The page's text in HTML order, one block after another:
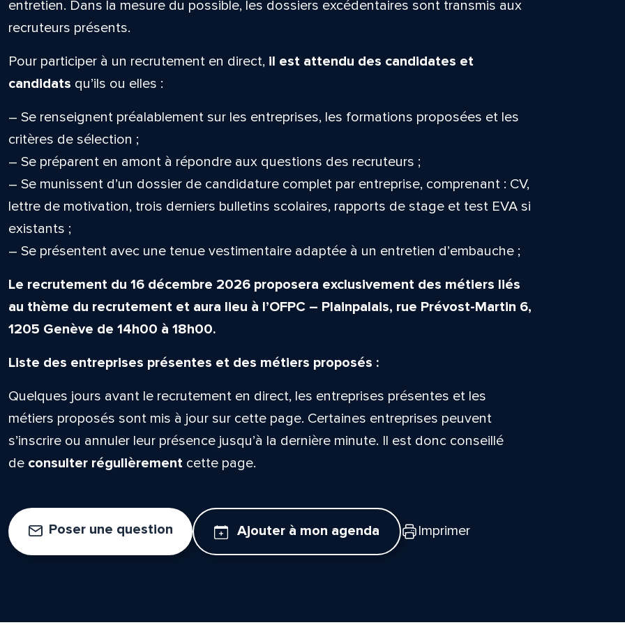
entretien. Dans la mesure du possible, les dossiers excédentaires sont transmis aux
recruteurs présents.
Pour participer à un recrutement en direct, il est attendu des candidates et
candidats qu’ils ou elles :
– Se renseignent préalablement sur les entreprises, les formations proposées et les
critères de sélection ;
– Se préparent en amont à répondre aux questions des recruteurs ;
– Se munissent d’un dossier de candidature complet par entreprise, comprenant : CV,
lettre de motivation, trois derniers bulletins scolaires, rapports de stage et test EVA si
existants ;
– Se présentent avec une tenue vestimentaire adaptée à un entretien d’embauche ;
Le recrutement du 16 décembre 2026 proposera exclusivement des métiers liés
au thème du recrutement et aura lieu à l’OFPC – Plainpalais, rue Prévost-Martin 6,
1205 Genève de 14h00 à 18h00.
Liste des entreprises présentes et des métiers proposés :
Quelques jours avant le recrutement en direct, les entreprises présentes et les
métiers proposés sont mis à jour sur cette page. Certaines entreprises peuvent
s’inscrire ou annuler leur présence jusqu’à la dernière minute. Il est donc conseillé
de consulter régulièrementcette page.
Poser une question Ajouter à mon agenda Imprimer